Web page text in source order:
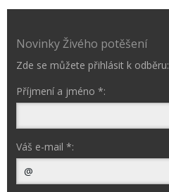
Novinky Živého potěšení
Zde se můžete přihlásit k odběru:
Příjmení a jméno *:
Váš e-mail *: